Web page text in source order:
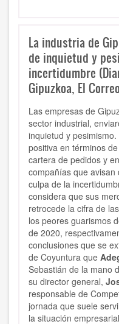
La industria de
de inquietud y
incertidumbre
Gipuzkoa, El
Las empresas de
sector industrial,
inquietud y
positiva en términos
cartera de pedidos y
compañías que
culpa de la
considera que sus
retrocede la cifra de
los peores guarismos
de 2020,
conclusiones que se
de Coyuntura que
Sebastián de la mano
su director general,
responsable de
jornada que suele
la situación